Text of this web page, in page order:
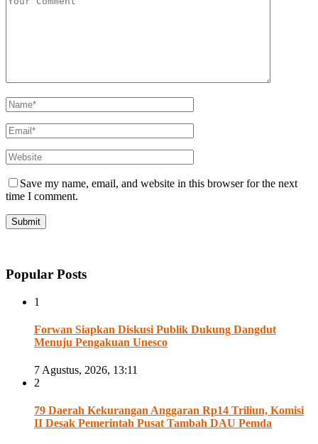
Save my name, email, and website in this browser for the next
time I comment.
Popular Posts
1
Forwan Siapkan Diskusi Publik Dukung Dangdut
Menuju Pengakuan Unesco
7 Agustus, 2026, 13:11
2
79 Daerah Kekurangan Anggaran Rp14 Triliun, Komisi
II Desak Pemerintah Pusat Tambah DAU Pemda